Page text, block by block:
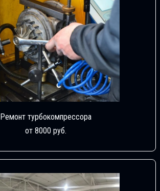
Ремонт турбокомпрессора
от 8000 руб.